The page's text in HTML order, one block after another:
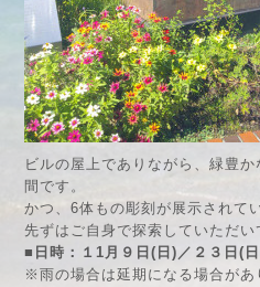
ビルの屋上でありながら、緑豊
間です。
かつ、6体もの彫刻が展示されて
先ずはご自身で探索していただい
■日時：１1月９日(日)／２３日(
※雨の場合は延期になる場合が